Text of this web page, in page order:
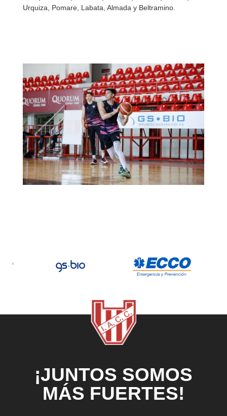
Urquiza, Pomare, Labata, Almada y Beltramino.
¡JUNTOS SOMOS
MÁS FUERTES!